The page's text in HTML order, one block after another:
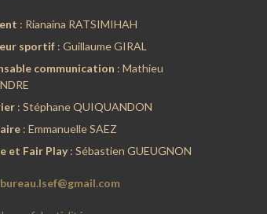
: Rianaina RATSIMIHAH
sportif: Guillaume GIRAL
communication : Mathieu
: Stéphane QUIQUANDON
: Emmanuelle SAEZ
et Fair Play: Sébastien GUEUGNON
bureau.lsef@gmail.com